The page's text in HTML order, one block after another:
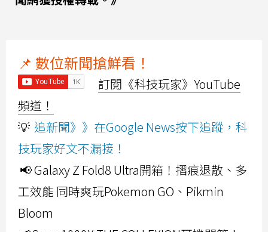
📌 數位新聞搶鮮看！
訂閱《科技玩家》YouTube
頻道！
💡 追新聞》》在Google News按下追蹤，科
技玩家好文不漏接！
📢 Galaxy Z Fold8 Ultra開箱！摺痕退散、多
工效能 同時爽玩Pokemon GO、Pikmin
Bloom